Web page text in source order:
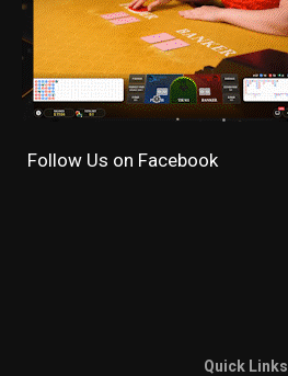
Follow Us on Facebook
Quick Links